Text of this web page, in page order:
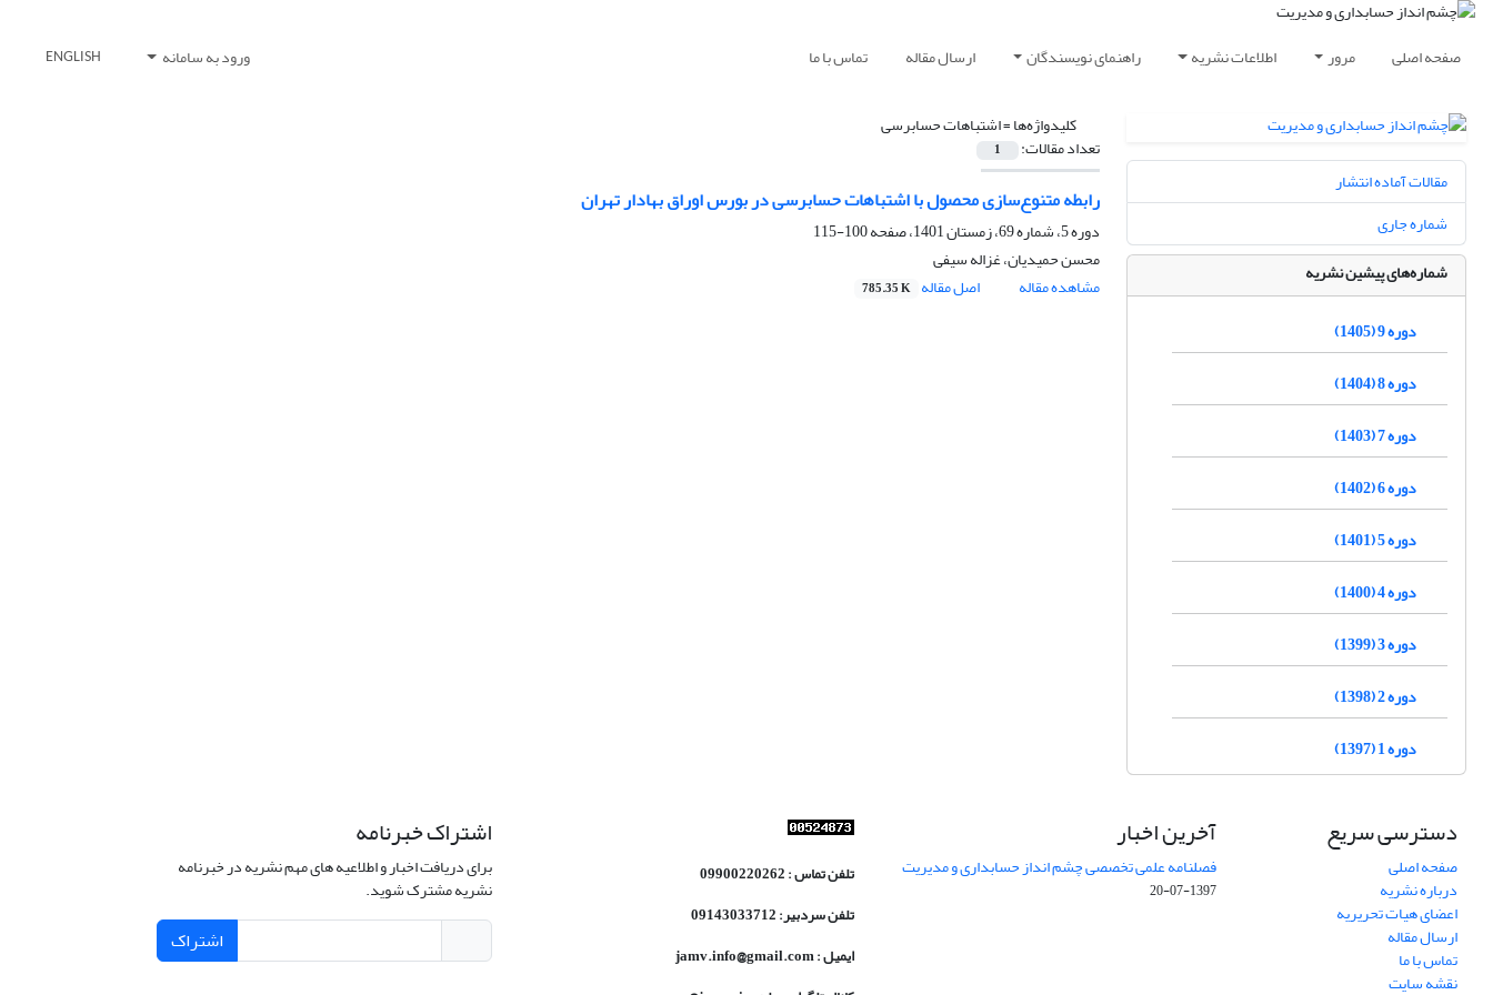
صفحه اصلی مرور اطلاعات نشریه راهنمای نویسندگان ارسال مقاله تماس با ما ورود به سامانه ENGLISH
کلیدواژه‌ها =اشتباهات حسابرسی
تعداد مقالات: 1
رابطه متنوع‌سازی محصول با اشتباهات حسابرسی در بورس اوراق بهادار تهران
دوره 5، شماره 69، زمستان 1401، صفحه
100-115
محسن حمیدیان، غزاله سیفی
مشاهده مقاله
اصل مقاله 785.35 K
مقالات آماده انتشار
شماره جاری
شماره‌های پیشین نشریه
دوره 9 (1405)
دوره 8 (1404)
دوره 7 (1403)
دوره 6 (1402)
دوره 5 (1401)
دوره 4 (1400)
دوره 3 (1399)
دوره 2 (1398)
دوره 1 (1397)
دسترسی سریع
صفحه اصلی
درباره نشریه
اعضای هیات تحریریه
ارسال مقاله
تماس با ما
نقشه سایت
آخرین اخبار
فصلنامه علمی تخصصی چشم انداز حسابداری و مدیریت
1397-07-20
تلفن تماس : 09900220262
تلفن سردبیر: 09143033712
ایمیل : jamv.info@gmail.com
اشتراک خبرنامه
برای دریافت اخبار و اطلاعیه های مهم نشریه در خبرنامه
نشریه مشترک شوید.
اشتراک